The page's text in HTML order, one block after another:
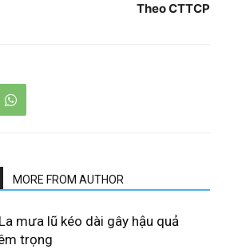
Theo CTTCP
MORE FROM AUTHOR
mưa lũ kéo dài gây hậu quả
trọng